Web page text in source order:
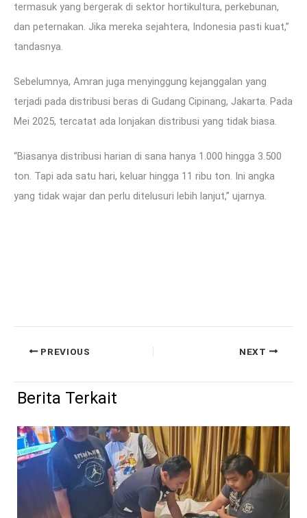
termasuk yang bergerak di sektor hortikultura, perkebunan,
dan peternakan. Jika mereka sejahtera, Indonesia pasti kuat,”
tandasnya.
Sebelumnya, Amran juga menyinggung kejanggalan yang
terjadi pada distribusi beras di Gudang Cipinang, Jakarta. Pada
Mei 2025, tercatat ada lonjakan distribusi yang tidak biasa.
“Biasanya distribusi harian di sana hanya 1.000 hingga 3.500
ton. Tapi ada satu hari, keluar hingga 11 ribu ton. Ini angka
yang tidak wajar dan perlu ditelusuri lebih lanjut,” ujarnya.
PREVIOUS NEXT
Berita Terkait